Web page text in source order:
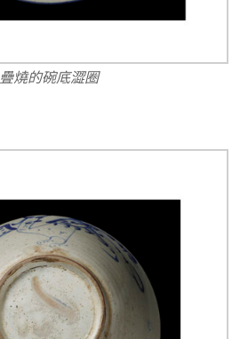
疊燒的碗底澀圈